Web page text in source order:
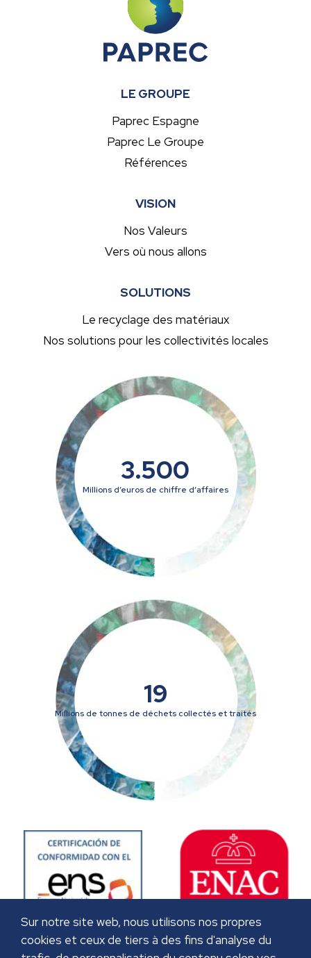
LE GROUPE
Paprec Espagne
Paprec Le Groupe
Références
VISION
Nos Valeurs
Vers où nous allons
SOLUTIONS
Le recyclage des matériaux
Nos solutions pour les collectivités locales
3.500
Millions d’euros de chiffre d’affaires
19
Millions de tonnes de déchets collectés et traités
Sur notre site web, nous utilisons nos propres
cookies et ceux de tiers à des fins d'analyse du